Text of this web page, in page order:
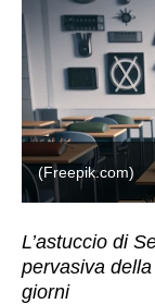
(Freepik.com)
L’astuccio di
pervasiva
giorni